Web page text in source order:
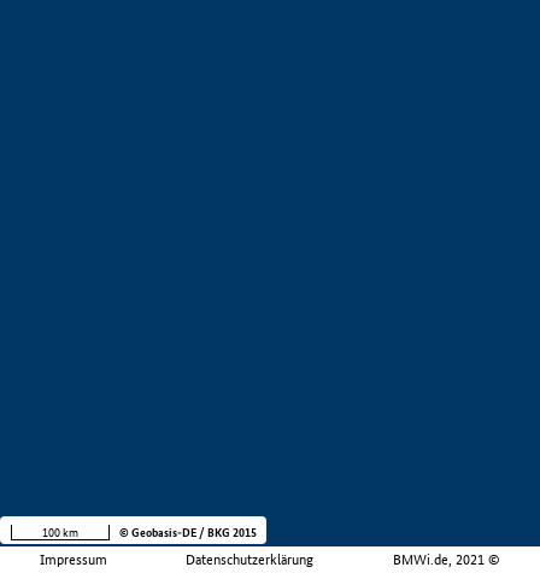
Impressum Datenschutzerklärung BMWi.de, 2021 ©
100 km © Geobasis-DE / BKG 2015